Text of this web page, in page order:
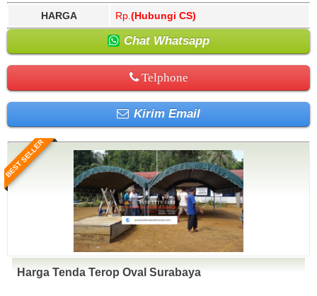
HARGA Rp. (Hubungi CS)
Chat Whatsapp
Telphone
Kirim Email
BEST SELLER
Harga Tenda Terop Oval Surabaya